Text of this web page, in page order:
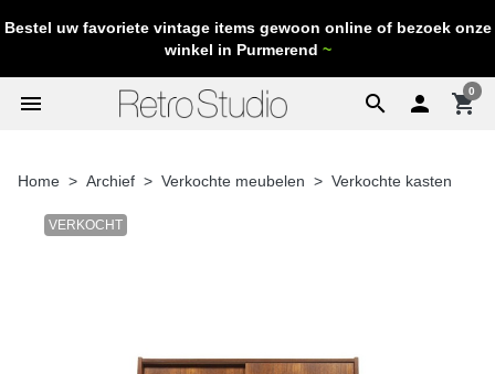
Bestel uw favoriete vintage items gewoon online of bezoek onze
winkel in Purmerend ~
search
menu  shopping_cart
0
Home Archief Verkochte meubelen Verkochte kasten
VERKOCHT